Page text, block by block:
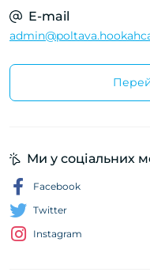
E-mail
Ми у соціальних
Facebook
Twitter
Instagram